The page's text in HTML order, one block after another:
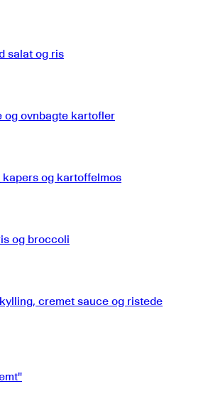
salat og ris
og ovnbagte kartofler
kapers og kartoffelmos
og broccoli
cremet sauce og ristede